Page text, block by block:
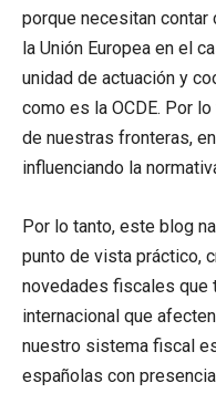
porque necesitan contar
la Unión Europea en el
unidad de actuación y
como es la OCDE. Por
de nuestras fronteras,
influenciando la
Por lo tanto, este blog
punto de vista práctico,
novedades fiscales que
internacional que
nuestro sistema fiscal
españolas con